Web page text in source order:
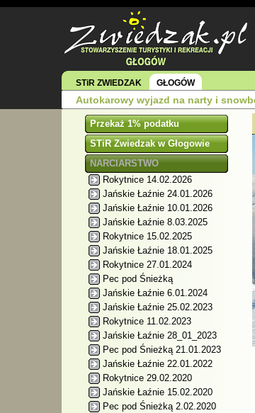
STiR ZWIEDZAK GŁOGÓW
Autokarowy wyjazd na narty i
Przekaż 1% podatku
STiR Zwiedzak w Głogowie
NARCIARSTWO
Rokytnice 14.02.2026
Jańskie Łaźnie 24.01.2026
Jańskie Łaźnie 10.01.2026
Jańskie Łaźnie 8.03.2025
Rokytnice 15.02.2025
Jańskie Łaźnie 18.01.2025
Rokytnice 27.01.2024
Pec pod Śnieżką
Jańskie Łaźnie 6.01.2024
Jańskie Łaźnie 25.02.2023
Rokytnice 11.02.2023
Jańskie Łaźnie 28_01_2023
Pec pod Śnieżką 21.01.2023
Jańskie Łaźnie 22.01.2022
Rokytnice 29.02.2020
Jańskie Łaźnie 15.02.2020
Pec pod Śnieżką 2.02.2020